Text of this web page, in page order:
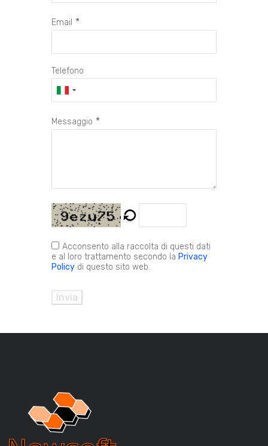
Email *
Telefono
Messaggio *
Acconsento alla raccolta di questi dati
e al loro trattamento secondo la Privacy
Policy di questo sito web.
Invia